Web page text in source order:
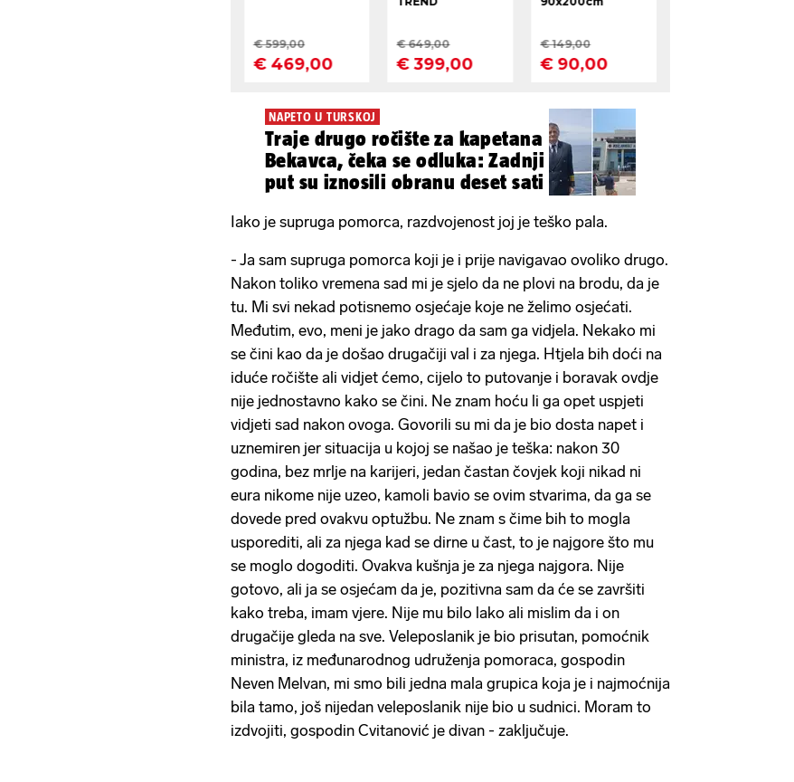
NAPETO U TURSKOJ
Traje drugo ročište za kapetana
Bekavca, čeka se odluka: Zadnji
put su iznosili obranu deset sati
Iako je supruga pomorca, razdvojenost joj je teško pala.
- Ja sam supruga pomorca koji je i prije navigavao ovoliko drugo.
Nakon toliko vremena sad mi je sjelo da ne plovi na brodu, da je
tu. Mi svi nekad potisnemo osjećaje koje ne želimo osjećati.
Međutim, evo, meni je jako drago da sam ga vidjela. Nekako mi
se čini kao da je došao drugačiji val i za njega. Htjela bih doći na
iduće ročište ali vidjet ćemo, cijelo to putovanje i boravak ovdje
nije jednostavno kako se čini. Ne znam hoću li ga opet uspjeti
vidjeti sad nakon ovoga. Govorili su mi da je bio dosta napet i
uznemiren jer situacija u kojoj se našao je teška: nakon 30
godina, bez mrlje na karijeri, jedan častan čovjek koji nikad ni
eura nikome nije uzeo, kamoli bavio se ovim stvarima, da ga se
dovede pred ovakvu optužbu. Ne znam s čime bih to mogla
usporediti, ali za njega kad se dirne u čast, to je najgore što mu
se moglo dogoditi. Ovakva kušnja je za njega najgora. Nije
gotovo, ali ja se osjećam da je, pozitivna sam da će se završiti
kako treba, imam vjere. Nije mu bilo lako ali mislim da i on
drugačije gleda na sve. Veleposlanik je bio prisutan, pomoćnik
ministra, iz međunarodnog udruženja pomoraca, gospodin
Neven Melvan, mi smo bili jedna mala grupica koja je i najmoćnija
bila tamo, još nijedan veleposlanik nije bio u sudnici. Moram to
izdvojiti, gospodin Cvitanović je divan - zaključuje.